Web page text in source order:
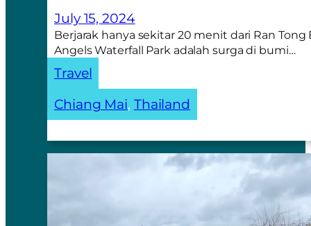
July 15, 2024
Berjarak hanya sekitar 20 menit dari Ran
Angels Waterfall Park adalah surga di bumi…
Travel
Chiang Mai, Thailand